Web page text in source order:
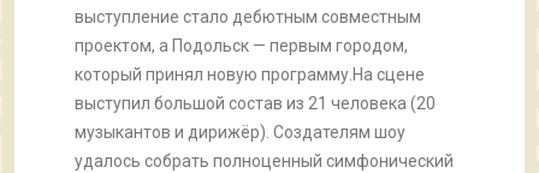
выступление стало дебютным совместным
проектом, а Подольск — первым городом,
который принял новую программу.На сцене
выступил большой состав из 21 человека (20
музыкантов и дирижёр). Создателям шоу
удалось собрать полноценный симфонический